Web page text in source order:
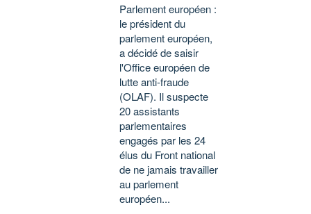
Parlement européen :
le président du
parlement européen,
a décidé de saisir
l'Office européen de
lutte anti-fraude
(OLAF). Il suspecte
20 assistants
parlementaires
engagés par les 24
élus du Front national
de ne jamais travailler
au parlement
européen...